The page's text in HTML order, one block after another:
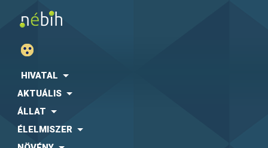
HIVATAL
AKTUÁLIS
ÁLLAT
ÉLELMISZER